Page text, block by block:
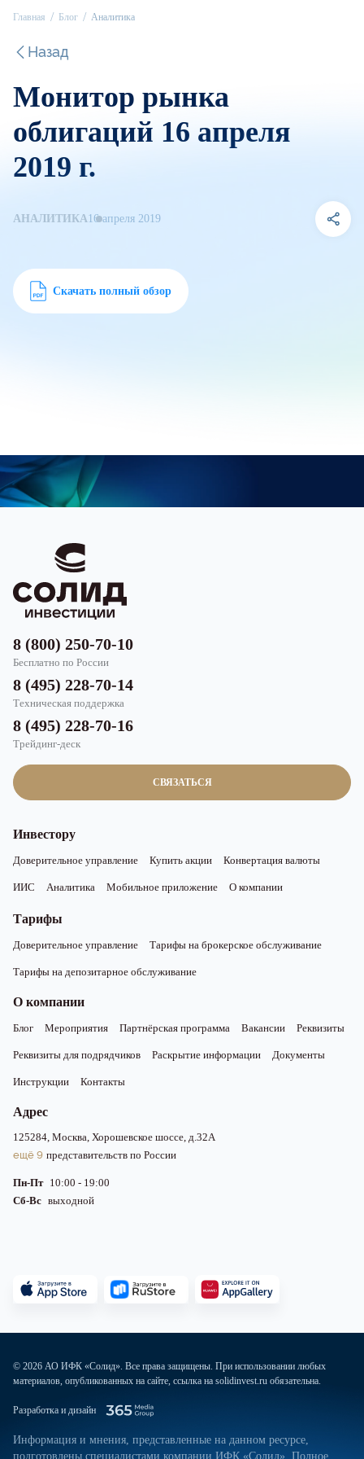
Главная Блог Аналитика
Назад
Монитор рынка
облигаций 16 апреля
2019 г.
АНАЛИТИКА16 апреля 2019
Скачать полный обзор
СВЯЗАТЬСЯ
8 (800) 250-70-10
Бесплатно по России
8 (495) 228-70-14
Техническая поддержка
8 (495) 228-70-16
Трейдинг-деск
Инвестору
Доверительное управление Купить акции Конвертация валюты
ИИС Аналитика Мобильное приложение О компании
Тарифы
Доверительное управление Тарифы на брокерское обслуживание
Тарифы на депозитарное обслуживание
О компании
Блог Мероприятия Партнёрская программа Вакансии Реквизиты
Реквизиты для подрядчиков Раскрытие информации Документы
Инструкции Контакты
Адрес
125284, Москва, Хорошевское шоссе, д.32А
ещё 9 представительств по России
Пн-Пт 10:00 - 19:00
Сб-Вс выходной
© 2026 АО ИФК «Солид». Все права защищены. При использовании любых
материалов, опубликованных на сайте, ссылка на solidinvest.ru обязательна.
Разработка и дизайн
Информация и мнения, представленные на данном ресурсе,
подготовлены специалистами компании ИФК «Солид». Полное